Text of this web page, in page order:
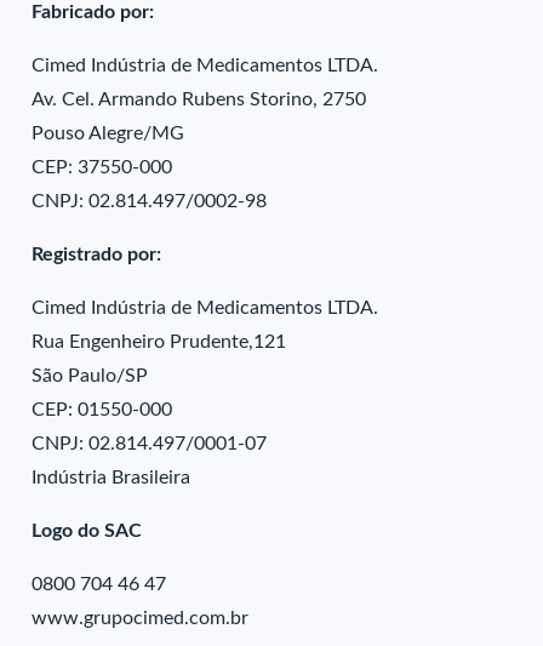
Fabricado por:
Cimed Indústria de Medicamentos LTDA.
Av. Cel. Armando Rubens Storino, 2750
Pouso Alegre/MG
CEP: 37550-000
CNPJ: 02.814.497/0002-98
Registrado por:
Cimed Indústria de Medicamentos LTDA.
Rua Engenheiro Prudente,121
São Paulo/SP
CEP: 01550-000
CNPJ: 02.814.497/0001-07
Indústria Brasileira
Logo do SAC
0800 704 46 47
www.grupocimed.com.br